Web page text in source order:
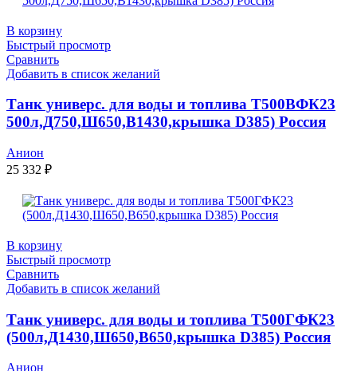
В корзину
Быстрый просмотр
Сравнить
Добавить в список желаний
Танк универс. для воды и топлива Т500ВФК23
500л,Д750,Ш650,В1430,крышка D385) Россия
Анион
25 332 ₽
В корзину
Быстрый просмотр
Сравнить
Добавить в список желаний
Танк универс. для воды и топлива Т500ГФК23
(500л,Д1430,Ш650,В650,крышка D385) Россия
Анион